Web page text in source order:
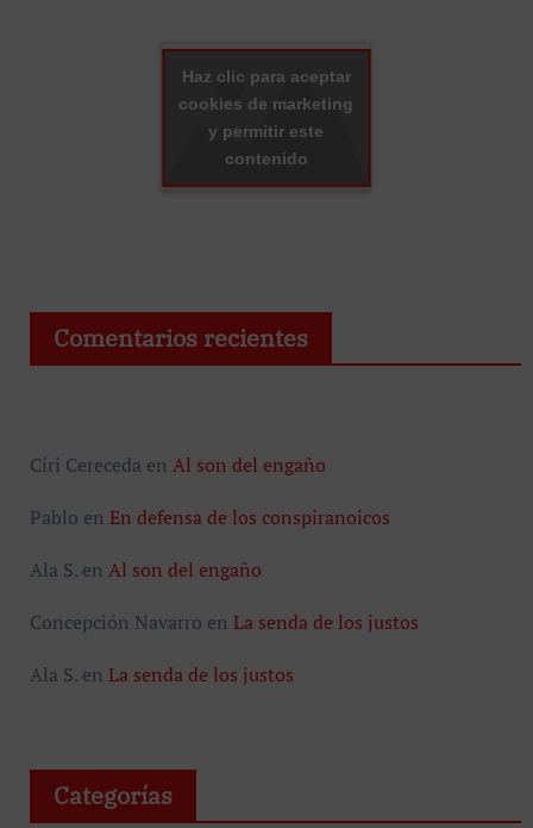
Haz clic para aceptar
cookies de marketing
y permitir este
contenido
Comentarios recientes
Ciri Cereceda en Al son del engaño
Pablo en En defensa de los conspiranoicos
Ala S.en Al son del engaño
Concepción Navarro en La senda de los justos
Ala S.en La senda de los justos
Categorías